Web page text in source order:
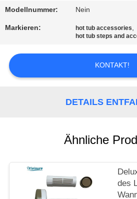
SITEMAP
PRIVACY
POLICY
Modellnummer: Nein
Markieren: hot tub accessories,
hot tub steps and
KONTAKT!
DETAILS
Ähnliche
des